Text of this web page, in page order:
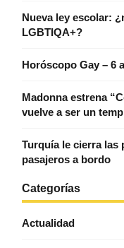
Nueva ley escolar:
LGBTIQA+?
Horóscopo Gay – 6
Madonna estrena
vuelve a ser un
Turquía le cierra las
pasajeros a bordo
Categorías
Actualidad